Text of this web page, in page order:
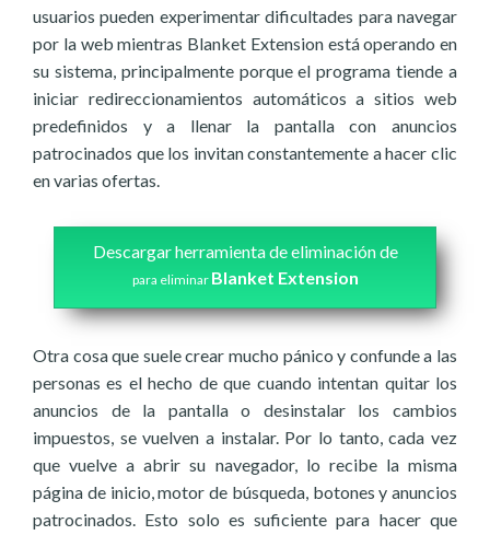
usuarios pueden experimentar dificultades para navegar
por la web mientras Blanket Extension está operando en
su sistema, principalmente porque el programa tiende a
iniciar redireccionamientos automáticos a sitios web
predefinidos y a llenar la pantalla con anuncios
patrocinados que los invitan constantemente a hacer clic
en varias ofertas.
Descargar herramienta de eliminación de
para eliminar Blanket Extension
Otra cosa que suele crear mucho pánico y confunde a las
personas es el hecho de que cuando intentan quitar los
anuncios de la pantalla o desinstalar los cambios
impuestos, se vuelven a instalar. Por lo tanto, cada vez
que vuelve a abrir su navegador, lo recibe la misma
página de inicio, motor de búsqueda, botones y anuncios
patrocinados. Esto solo es suficiente para hacer que